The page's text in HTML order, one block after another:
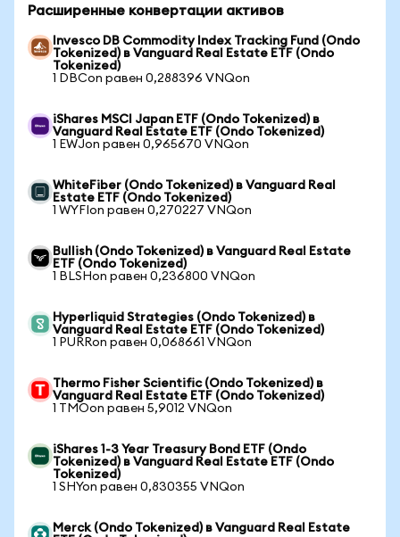
Расширенные конвертации активов
Invesco DB Commodity Index Tracking Fund (Ondo
Tokenized) в Vanguard Real Estate ETF (Ondo
Tokenized)
1 DBCon равен 0,288396 VNQon
iShares MSCI Japan ETF (Ondo Tokenized) в
Vanguard Real Estate ETF (Ondo Tokenized)
1 EWJon равен 0,965670 VNQon
WhiteFiber (Ondo Tokenized) в Vanguard Real
Estate ETF (Ondo Tokenized)
1 WYFIon равен 0,270227 VNQon
Bullish (Ondo Tokenized) в Vanguard Real Estate
ETF (Ondo Tokenized)
1 BLSHon равен 0,236800 VNQon
Hyperliquid Strategies (Ondo Tokenized) в
Vanguard Real Estate ETF (Ondo Tokenized)
1 PURRon равен 0,068661 VNQon
Thermo Fisher Scientific (Ondo Tokenized) в
Vanguard Real Estate ETF (Ondo Tokenized)
1 TMOon равен 5,9012 VNQon
iShares 1-3 Year Treasury Bond ETF (Ondo
Tokenized) в Vanguard Real Estate ETF (Ondo
Tokenized)
1 SHYon равен 0,830355 VNQon
Merck (Ondo Tokenized) в Vanguard Real Estate